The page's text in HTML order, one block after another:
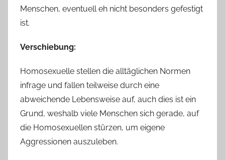
Menschen, eventuell eh nicht besonders gefestigt
ist.
Verschiebung:
Homosexuelle stellen die alltäglichen Normen
infrage und fallen teilweise durch eine
abweichende Lebensweise auf, auch dies ist ein
Grund, weshalb viele Menschen sich gerade, auf
die Homosexuellen stürzen, um eigene
Aggressionen auszuleben.